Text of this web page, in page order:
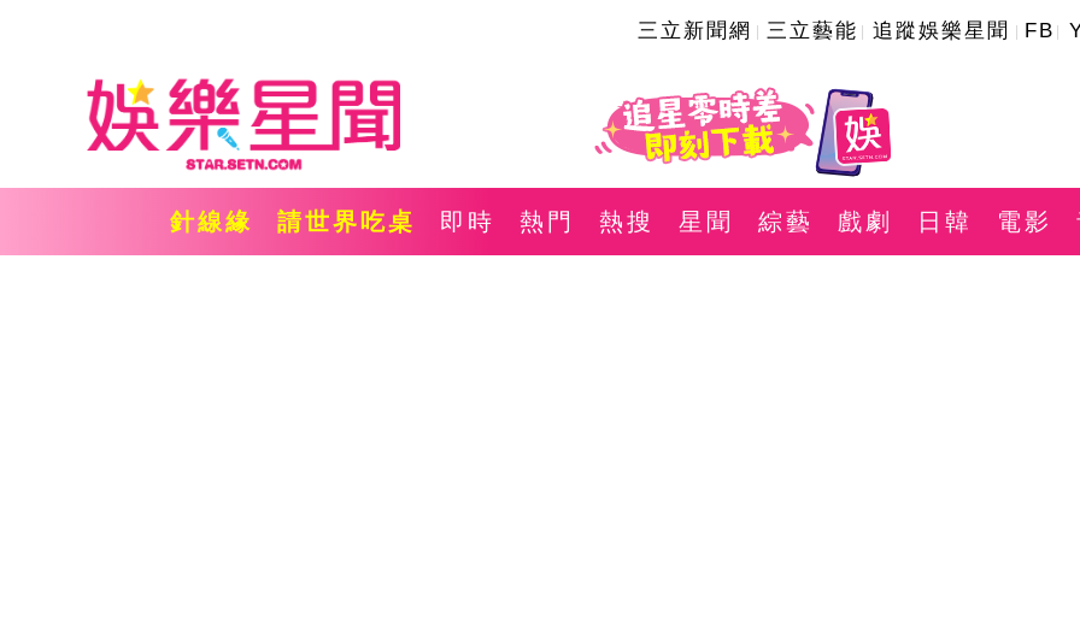
三立新聞網 三立藝能 追蹤娛樂星聞 FB
針線緣 請世界吃桌 即時 熱門 熱搜 星聞 綜藝 戲劇 日韓 電影